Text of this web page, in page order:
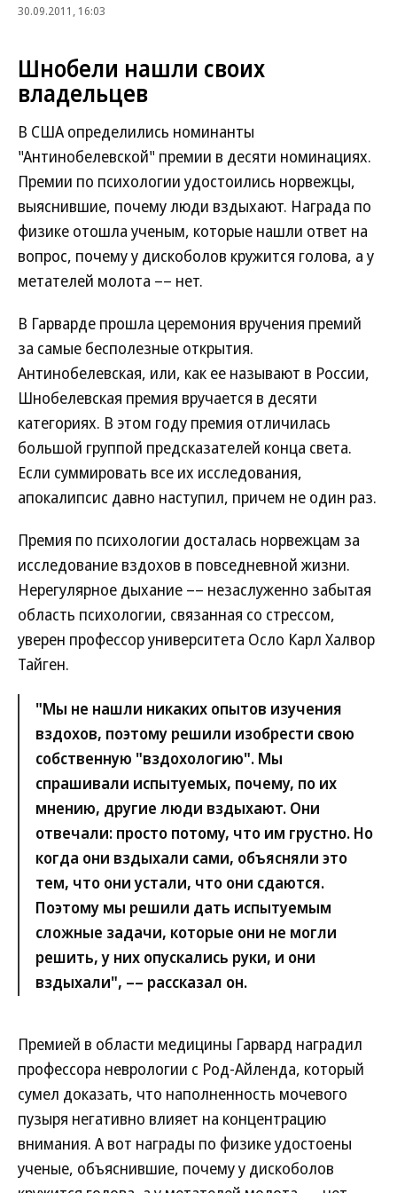
30.09.2011, 16:03
Шнобели нашли своих
владельцев
В США определились номинанты
"Антинобелевской" премии в десяти номинациях.
Премии по психологии удостоились норвежцы,
выяснившие, почему люди вздыхают. Награда по
физике отошла ученым, которые нашли ответ на
вопрос, почему у дискоболов кружится голова, а у
метателей молота –– нет.
В Гарварде прошла церемония вручения премий
за самые бесполезные открытия.
Антинобелевская, или, как ее называют в России,
Шнобелевская премия вручается в десяти
категориях. В этом году премия отличилась
большой группой предсказателей конца света.
Если суммировать все их исследования,
апокалипсис давно наступил, причем не один раз.
Премия по психологии досталась норвежцам за
исследование вздохов в повседневной жизни.
Нерегулярное дыхание –– незаслуженно забытая
область психологии, связанная со стрессом,
уверен профессор университета Осло Карл Халвор
Тайген.
"Мы не нашли никаких опытов изучения
вздохов, поэтому решили изобрести свою
собственную "вздохологию". Мы
спрашивали испытуемых, почему, по их
мнению, другие люди вздыхают. Они
отвечали: просто потому, что им грустно. Но
когда они вздыхали сами, объясняли это
тем, что они устали, что они сдаются.
Поэтому мы решили дать испытуемым
сложные задачи, которые они не могли
решить, у них опускались руки, и они
вздыхали", –– рассказал он.
Премией в области медицины Гарвард наградил
профессора неврологии с Род-Айленда, который
сумел доказать, что наполненность мочевого
пузыря негативно влияет на концентрацию
внимания. А вот награды по физике удостоены
ученые, объяснившие, почему у дискоболов